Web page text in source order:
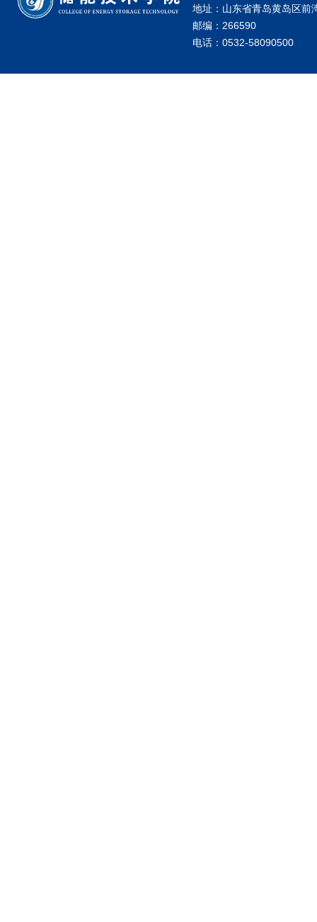
地址：山东省青岛黄岛区前
邮编：266590
电话：0532-58090500